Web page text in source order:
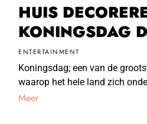
HUIS
KONINGSDAG
ENTERTAINMENT
Koningsdag; een van de
waarop het hele land zich
Meer